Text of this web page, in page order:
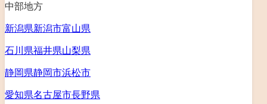
中部地方
新潟県新潟市富山県
石川県福井県山梨県
静岡県静岡市浜松市
愛知県名古屋市長野県